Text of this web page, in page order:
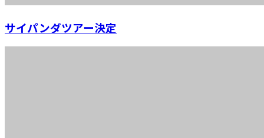
サイパンダツアー決定